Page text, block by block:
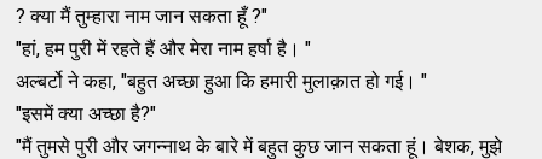
? क्या मैं तुम्हारा नाम जान सकता हूँ ?"
"हां, हम पुरी में रहते हैं और मेरा नाम हर्षा है। "
अल्बर्टो ने कहा, "बहुत अच्छा हुआ कि हमारी मुलाक़ात हो गई। "
"इसमें क्या अच्छा है?"
"मैं तुमसे पुरी और जगन्नाथ के बारे में बहुत कुछ जान सकता हूं। बेशक, मुझे